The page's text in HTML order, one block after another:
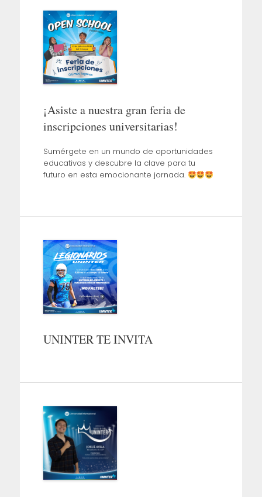
¡Asiste a nuestra gran feria de
inscripciones universitarias!
Sumérgete en un mundo de oportunidades
educativas y descubre la clave para tu
futuro en esta emocionante jornada.
UNINTER TE INVITA